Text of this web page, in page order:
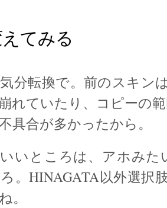
てみる
分転換で。前のスキン
れていたり、コピーの
具合が多かったから。
いところは、アホみ
。HINAGATA以外選択
。